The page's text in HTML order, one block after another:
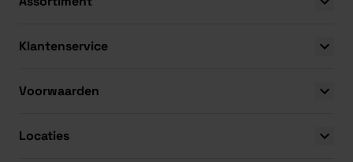
Klantenservice
Voorwaarden
Locaties